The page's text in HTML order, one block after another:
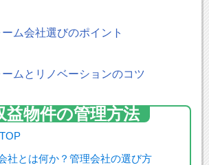
ーム会社選びのポイント
ームとリノベーションのコツ
物件の管理方法
社とは何か？管理会社の選び方